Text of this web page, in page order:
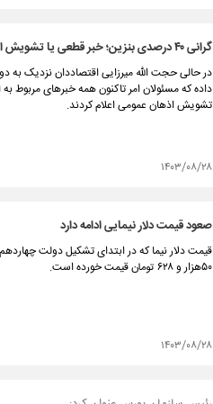
گرانی ۴۰ درصدی بنزین؛ خبر قطعی یا تشویش اذهان عمومی؟
داده که مسئولان امر تاکنون همه خبرهای مربوط
تشویش اذهان عمومی اعلام کردند.
۱۴۰۳/۰۸/۲۸
صعود قیمت دلار نیمایی ادامه دارد
۵۰هزار و ۶۲۸ تومان قیمت خورده است.
۱۴۰۳/۰۸/۲۸